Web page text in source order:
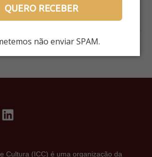
QUERO RECEBER
não enviar SPAM.
Cultura (ICC) é uma organização da